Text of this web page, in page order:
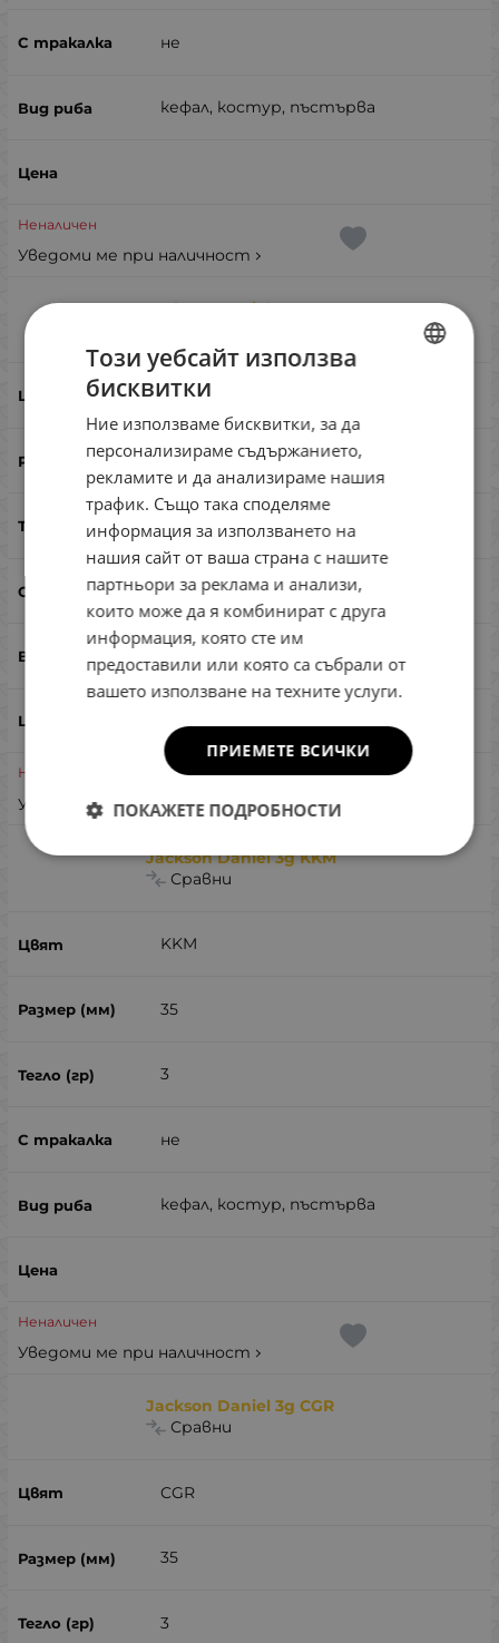
не
кефал, костур, пъстърва
Неналичен
Уведоми ме при наличност
Jackson Daniel 3g PUP
PUP
35
3
не
кефал, костур, пъстърва
Неналичен
Уведоми ме при наличност
Jackson Daniel 3g KKM
Сравни
KKM
35
3
не
кефал, костур, пъстърва
Неналичен
Уведоми ме при наличност
Jackson Daniel 3g CGR
Сравни
CGR
35
3
Този уебсайт използва
бисквитки
Ние използваме бисквитки, за да
персонализираме съдържанието,
рекламите и да анализираме нашия
трафик. Също така споделяме
информация за използването на
нашия сайт от ваша страна с нашите
партньори за реклама и анализи,
които може да я комбинират с друга
информация, която сте им
предоставили или която са събрали от
вашето използване на техните услуги.
ПРИЕМЕТЕ ВСИЧКИ
ПОКАЖЕТЕ ПОДРОБНОСТИ